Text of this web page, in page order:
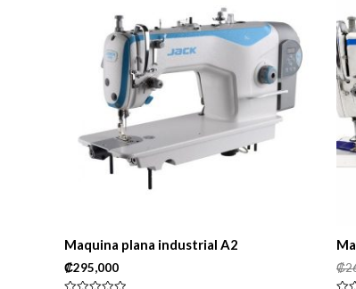
Maquina plana industrial A2
₡295,000 ₡